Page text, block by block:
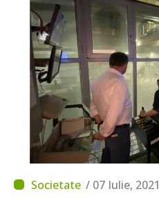
/ 07 Iulie, 2021